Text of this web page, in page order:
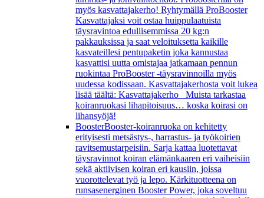
myös kasvattajakerho! Ryhtymällä ProBooster
Kasvattajaksi voit ostaa huippulaatuista
täysravintoa edullisemmissa 20 kg:n
pakkauksissa ja saat veloituksetta kaikille
kasvateillesi pentupaketin joka kannustaa
kasvattisi uutta omistajaa jatkamaan pennun
ruokintaa ProBooster -täysravinnoilla myös
uudessa kodissaan. Kasvattajakerhosta voit lukea
lisää täältä: Kasvattajakerho Muista tarkastaa
koiranruokasi lihapitoisuus… koska koirasi on
lihansyöjä!
BoosterBooster-koiranruoka on kehitetty
erityisesti metsästys-, harrastus- ja työkoirien
ravitsemustarpeisiin. Sarja kattaa luotettavat
täysravinnot koiran elämänkaaren eri vaiheisiin
sekä aktiivisen koiran eri kausiin, joissa
vuorottelevat työ ja lepo. Kärkituotteena on
runsasenerginen Booster Power, joka soveltuu